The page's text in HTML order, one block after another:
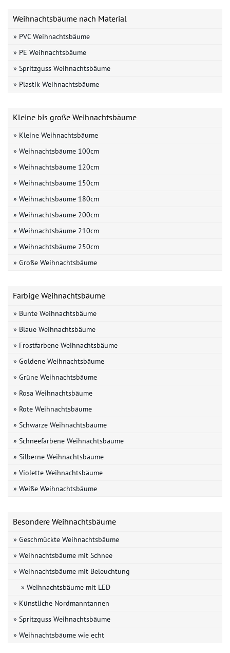
Weihnachtsbäume nach Material
» PVC Weihnachtsbäume
» PE Weihnachtsbäume
» Spritzguss Weihnachtsbäume
» Plastik Weihnachtsbäume
Kleine bis große Weihnachtsbäume
» Kleine Weihnachtsbäume
» Weihnachtsbäume 100cm
» Weihnachtsbäume 120cm
» Weihnachtsbäume 150cm
» Weihnachtsbäume 180cm
» Weihnachtsbäume 200cm
» Weihnachtsbäume 210cm
» Weihnachtsbäume 250cm
» Große Weihnachtsbäume
Farbige Weihnachtsbäume
» Bunte Weihnachtsbäume
» Blaue Weihnachtsbäume
» Frostfarbene Weihnachtsbäume
» Goldene Weihnachtsbäume
» Grüne Weihnachtsbäume
» Rosa Weihnachtsbäume
» Rote Weihnachtsbäume
» Schwarze Weihnachtsbäume
» Schneefarbene Weihnachtsbäume
» Silberne Weihnachtsbäume
» Violette Weihnachtsbäume
» Weiße Weihnachtsbäume
Besondere Weihnachtsbäume
» Geschmückte Weihnachtsbäume
» Weihnachtsbäume mit Schnee
» Weihnachtsbäume mit Beleuchtung
» Weihnachtsbäume mit LED
» Künstliche Nordmanntannen
» Spritzguss Weihnachtsbäume
» Weihnachtsbäume wie echt